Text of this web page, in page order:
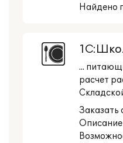
Найдено
...
расчет
Заказать
Описание